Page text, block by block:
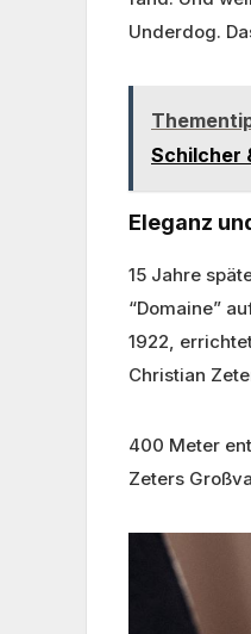
Underdog.
Schilcher
Eleganz
15 Jahre
“Domaine”
1922,
Christian
400 Meter
Zeters